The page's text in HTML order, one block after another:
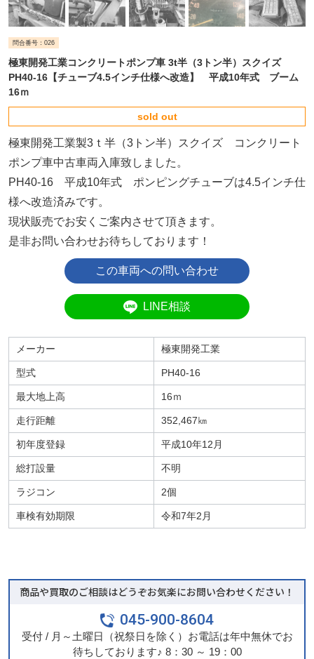
問合番号：026
極東開発工業コンクリートポンプ車 3t半（3トン半）スクイズ
PH40-16【チューブ4.5インチ仕様へ改造】 平成10年式 ブーム
16ｍ
sold out
極東開発工業製3ｔ半（3トン半）スクイズ コンクリート
ポンプ車中古車両入庫致しました。
PH40-16 平成10年式 ポンピングチューブは4.5インチ仕
様へ改造済みです。
現状販売でお安くご案内させて頂きます。
是非お問い合わせお待ちしております！
LINE相談
メーカー 極東開発工業
型式 PH40-16
最大地上高 16ｍ
走行距離 352,467㎞
初年度登録 平成10年12月
総打設量 不明
ラジコン 2個
車検有効期限 令和7年2月
商品や買取のご相談はどうぞお気楽にお問い合わせください！
045-900-8604
受付 / 月～土曜日（祝祭日を除く）お電話は年中無休でお
待ちしております♪ 8：30 ～ 19：00